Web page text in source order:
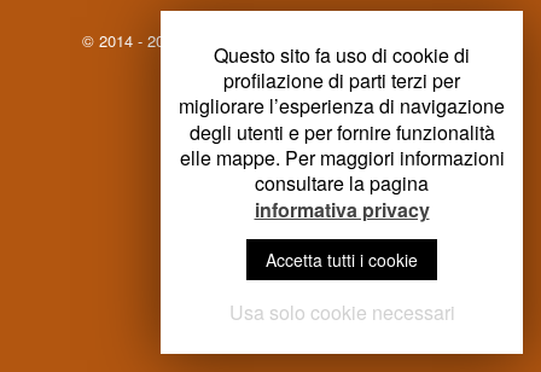
© 2014 - 2023 Argen - All rights reserved |
| Powered by Nuovaera
Questo sito fa uso di cookie di
profilazione di parti terzi per
migliorare l’esperienza di navigazione
degli utenti e per fornire funzionalità
elle mappe. Per maggiori informazioni
consultare la pagina
informativa privacy
Accetta tutti i cookie
Usa solo cookie necessari